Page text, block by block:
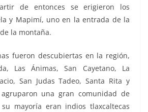
de entonces se erigieron los
y Mapimí, uno en la entrada de la
la montaña.
fueron descubiertas en la región,
Las Ánimas, San Cayetano, La
San Judas Tadeo, Santa Rita y
una gran comunidad de
mayoría eran indios tlaxcaltecas